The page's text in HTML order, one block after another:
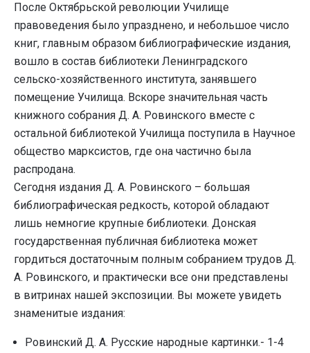
После Октябрьской революции Училище
правоведения было упразднено, и небольшое число
книг, главным образом библиографические издания,
вошло в состав библиотеки Ленинградского
сельско-хозяйственного института, занявшего
помещение Училища. Вскоре значительная часть
книжного собрания Д. А. Ровинского вместе с
остальной библиотекой Училища поступила в Научное
общество марксистов, где она частично была
распродана.
Сегодня издания Д. А. Ровинского – большая
библиографическая редкость, которой обладают
лишь немногие крупные библиотеки. Донская
государственная публичная библиотека может
гордиться достаточным полным собранием трудов Д.
А. Ровинского, и практически все они представлены
в витринах нашей экспозиции. Вы можете увидеть
знаменитые издания:
Ровинский Д. А. Русские народные картинки.- 1-4